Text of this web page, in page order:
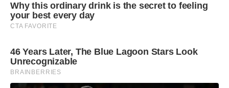
Why this ordinary drink is the secret to feeling
your best every day
CTA FAVORITE
46 Years Later, The Blue Lagoon Stars Look
Unrecognizable
BRAINBERRIES